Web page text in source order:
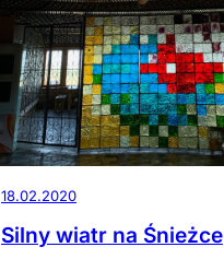
18.02.2020
Silny wiatr na Śnieżce